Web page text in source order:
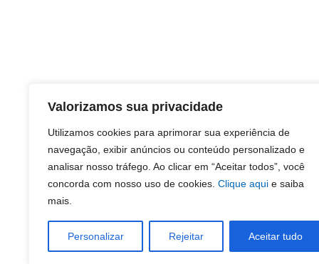
Valorizamos sua privacidade
Utilizamos cookies para aprimorar sua experiência de
navegação, exibir anúncios ou conteúdo personalizado e
analisar nosso tráfego. Ao clicar em “Aceitar todos”, você
concorda com nosso uso de cookies. Clique aqui e saiba
mais.
Personalizar Rejeitar Aceitar tudo